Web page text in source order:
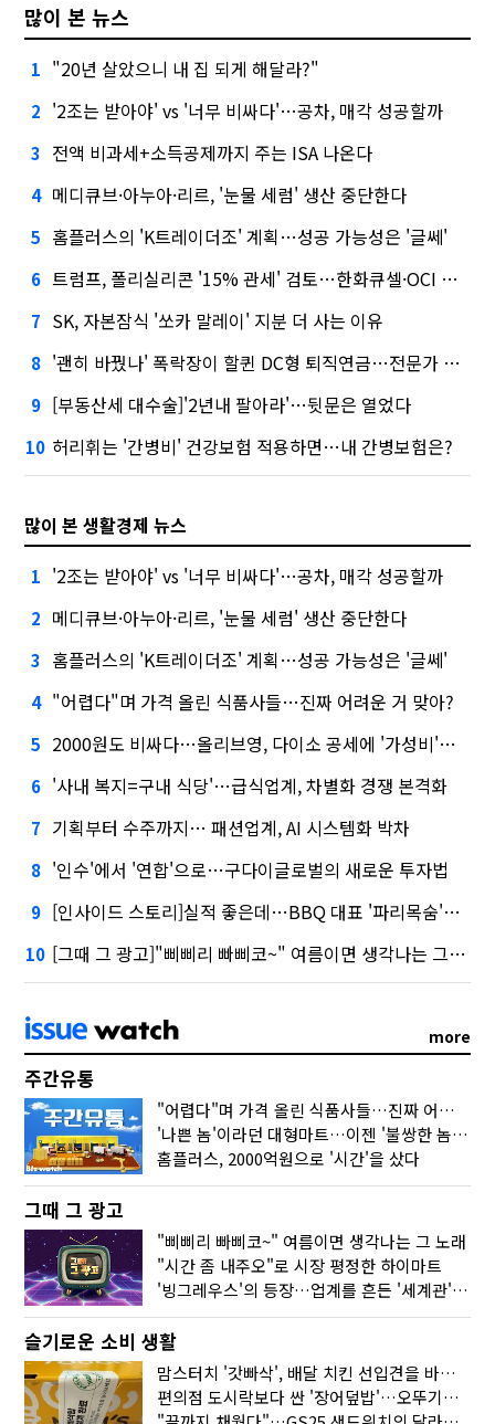
많이 본 뉴스
1 "20년 살았으니 내 집 되게 해달라?"
2 '2조는 받아야' vs '너무 비싸다'…공차, 매각 성공할까
3 전액 비과세+소득공제까지 주는 ISA 나온다
4 메디큐브·아누아·리르, '눈물 세럼' 생산 중단한다
5 홈플러스의 'K트레이더조' 계획…성공 가능성은 '글쎄'
6 트럼프, 폴리실리콘 '15% 관세' 검토…한화큐셀·OCI 영향은?
7 SK, 자본잠식 '쏘카 말레이' 지분 더 사는 이유
8 '괜히 바꿨나' 폭락장이 할퀸 DC형 퇴직연금…전문가 조언은
9 [부동산세 대수술]'2년내 팔아라'…뒷문은 열었다
10 허리휘는 '간병비' 건강보험 적용하면…내 간병보험은?
많이 본 생활경제 뉴스
1 '2조는 받아야' vs '너무 비싸다'…공차, 매각 성공할까
2 메디큐브·아누아·리르, '눈물 세럼' 생산 중단한다
3 홈플러스의 'K트레이더조' 계획…성공 가능성은 '글쎄'
4 "어렵다"며 가격 올린 식품사들…진짜 어려운 거 맞아?
5 2000원도 비싸다…올리브영, 다이소 공세에 '가성비'로 맞불
6 '사내 복지=구내 식당'…급식업계, 차별화 경쟁 본격화
7 기획부터 수주까지… 패션업계, AI 시스템화 박차
8 '인수'에서 '연합'으로…구다이글로벌의 새로운 투자법
9 [인사이드 스토리]실적 좋은데…BBQ 대표 '파리목숨'된 이유
10 [그때 그 광고]"삐삐리 빠삐코~" 여름이면 생각나는 그 노래
more
주간유통
"어렵다"며 가격 올린 식품사들…진짜 어려운 거 맞아?
'나쁜 놈'이라던 대형마트…이젠 '불쌍한 놈' 됐다
홈플러스, 2000억원으로 '시간'을 샀다
그때 그 광고
"삐삐리 빠삐코~" 여름이면 생각나는 그 노래
"시간 좀 내주오"로 시장 평정한 하이마트
'빙그레우스'의 등장…업계를 흔든 '세계관' 마케팅
슬기로운 소비 생활
맘스터치 '갓빠삭', 배달 치킨 선입견을 바꿨다
편의점 도시락보다 싼 '장어덮밥'…오뚜기가 해냈다